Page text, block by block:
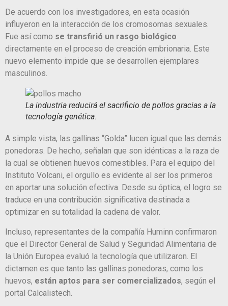
De acuerdo con los investigadores, en esta ocasión
influyeron en la interacción de los cromosomas sexuales.
Fue así como se transfirió un rasgo biológico
directamente en el proceso de creación embrionaria. Este
nuevo elemento impide que se desarrollen ejemplares
masculinos.
La industria reducirá el sacrificio de pollos gracias a la
tecnología genética.
A simple vista, las gallinas “Golda” lucen igual que las demás
ponedoras. De hecho, señalan que son idénticas a la raza de
la cual se obtienen huevos comestibles. Para el equipo del
Instituto Volcani, el orgullo es evidente al ser los primeros
en aportar una solución efectiva. Desde su óptica, el logro se
traduce en una contribución significativa destinada a
optimizar en su totalidad la cadena de valor.
Incluso, representantes de la compañía Huminn confirmaron
que el Director General de Salud y Seguridad Alimentaria de
la Unión Europea evaluó la tecnología que utilizaron. El
dictamen es que tanto las gallinas ponedoras, como los
huevos, están aptos para ser comercializados, según el
portal Calcalistech.